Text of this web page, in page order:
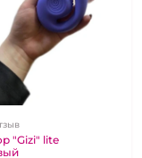
"Gizi" lite